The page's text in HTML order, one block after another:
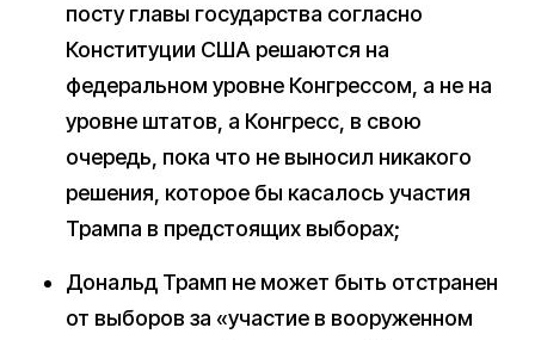
посту главы государства согласно
Конституции США решаются на
федеральном уровне Конгрессом, а не на
уровне штатов, а Конгресс, в свою
очередь, пока что не выносил никакого
решения, которое бы касалось участия
Трампа в предстоящих выборах;
Дональд Трамп не может быть отстранен
от выборов за «участие в вооруженном